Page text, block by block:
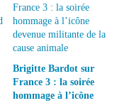
Brigitte Bardot sur
France 3 : la soirée
hommage à l’icône